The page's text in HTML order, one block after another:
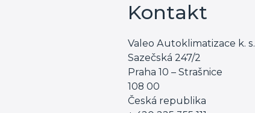
Kontakt
Valeo Autoklimatizace k. s.
Sazečská 247/2
Praha 10 – Strašnice
108 00
Česká republika